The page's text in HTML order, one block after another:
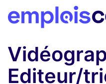
Editeur/